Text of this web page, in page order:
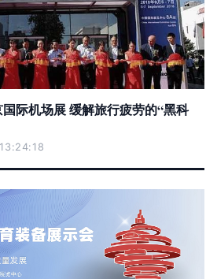
际机场展 缓解旅行疲劳的“黑科